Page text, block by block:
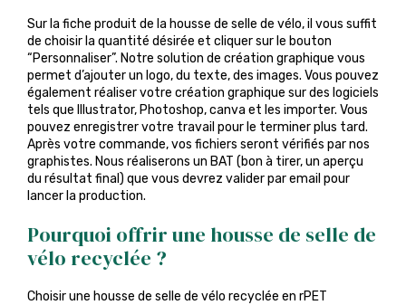
Sur la fiche produit de la housse de selle de vélo, il vous suffit
de choisir la quantité désirée et cliquer sur le bouton
“Personnaliser”. Notre solution de création graphique vous
permet d’ajouter un logo, du texte, des images. Vous pouvez
également réaliser votre création graphique sur des logiciels
tels que Illustrator, Photoshop, canva et les importer. Vous
pouvez enregistrer votre travail pour le terminer plus tard.
Après votre commande, vos fichiers seront vérifiés par nos
graphistes. Nous réaliserons un BAT (bon à tirer, un aperçu
du résultat final) que vous devrez valider par email pour
lancer la production.
Pourquoi offrir une housse de selle de
vélo recyclée ?
Choisir une housse de selle de vélo recyclée en rPET